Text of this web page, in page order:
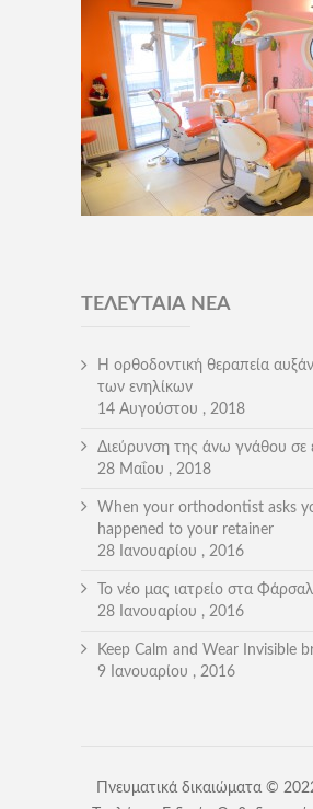
ΤΕΛΕΥΤΑΙΑ ΝΕΑ
Η ορθοδοντική θεραπεία
των ενηλίκων
14 Αυγούστου , 2018
Διεύρυνση της άνω γνάθου σε
28 Μαΐου , 2018
When your orthodontist asks
happened to your retainer
28 Ιανουαρίου , 2016
Το νέο μας ιατρείο στα
28 Ιανουαρίου , 2016
Keep Calm and Wear Invisible
9 Ιανουαρίου , 2016
Πνευματικά δικαιώματα ©